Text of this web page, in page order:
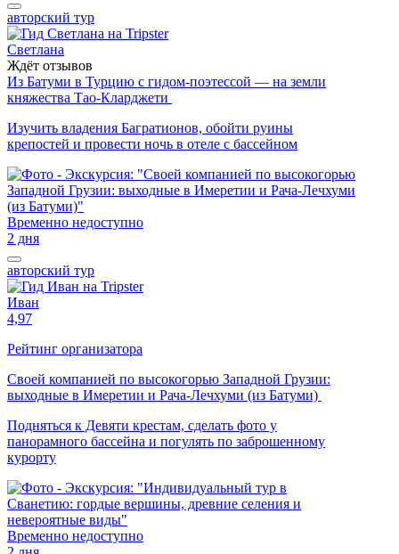
авторский тур
Светлана
Ждёт отзывов
Из Батуми в Турцию с гидом-поэтессой — на земли
княжества Тао-Кларджети
Изучить владения Багратионов, обойти руины
крепостей и провести ночь в отеле с бассейном
Временно недоступно
2 дня
авторский тур
Иван
4,97
Рейтинг организатора
Своей компанией по высокогорью Западной Грузии:
выходные в Имеретии и Рача-Лечхуми (из Батуми)
Подняться к Девяти крестам, сделать фото у
панорамного бассейна и погулять по заброшенному
курорту
Временно недоступно